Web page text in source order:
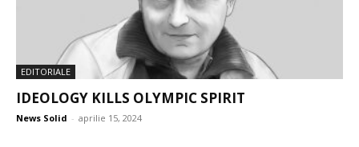
EDITORIALE
IDEOLOGY KILLS OLYMPIC SPIRIT
News Solid - aprilie 15, 2024